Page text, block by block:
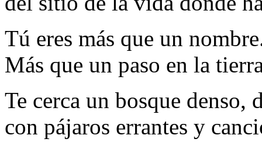
Tú eres más que un
Más que un paso en la
Te cerca un bosque denso,
con pájaros errantes y